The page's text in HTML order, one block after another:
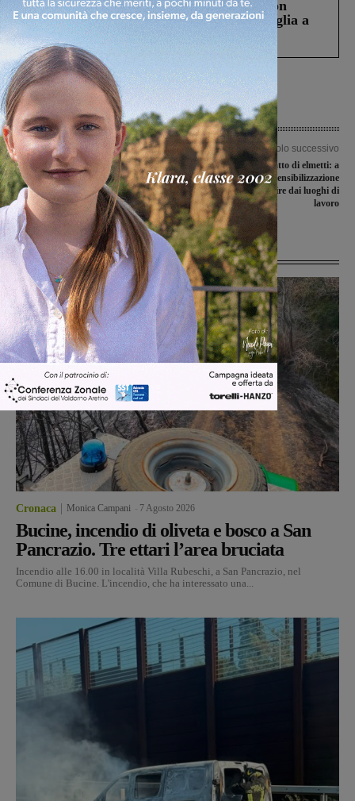
Scomparso da una struttura di Castiglion
Fiorentino l’uomo che aveva ucciso la figlia a
Levane nel 2020
Articolo precedente
Loro Ciuffenna. La sanità territoriale
al centro di un convegno organizzato
da FNP-CISL
Articolo successivo
Un albero di Natale fatto di elmetti: a
Reggello iniziativa di sensibilizzazione
sulla sicurezza, a partire dai luoghi di
lavoro
Ultime Notizie
Cronaca Monica Campani 7 Agosto 2026
Bucine, incendio di oliveta e bosco a San
Pancrazio. Tre ettari l’area bruciata
Incendio alle 16.00 in località Villa Rubeschi, a San Pancrazio, nel
Comune di Bucine. L'incendio, che ha interessato una...